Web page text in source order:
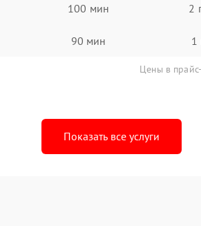
100 мин 2
90 мин 1
Цены в
Показать все услуги